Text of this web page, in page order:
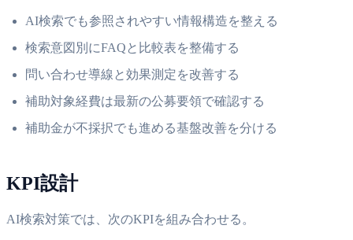
AI検索でも参照されやすい情報構造を整える
検索意図別にFAQと比較表を整備する
問い合わせ導線と効果測定を改善する
補助対象経費は最新の公募要領で確認する
補助金が不採択でも進める基盤改善を分ける
KPI設計
AI検索対策では、次のKPIを組み合わせる。